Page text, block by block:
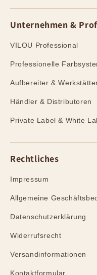
Unternehmen &
VILOU Professional
Professionelle
Aufbereiter &
Händler & Distributoren
Private Label & White
Rechtliches
Impressum
Allgemeine
Datenschutzerklärung
Widerrufsrecht
Versandinformationen
Kontaktformular